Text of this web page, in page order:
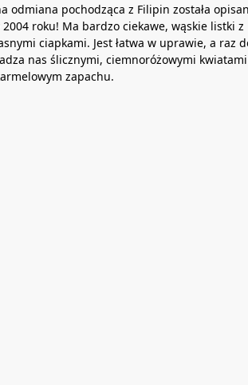
odmiana pochodząca z Filipin została
roku! Ma bardzo ciekawe, wąskie listki z
ciapkami. Jest łatwa w uprawie, a raz
nas ślicznymi, ciemnoróżowymi
zapachu.